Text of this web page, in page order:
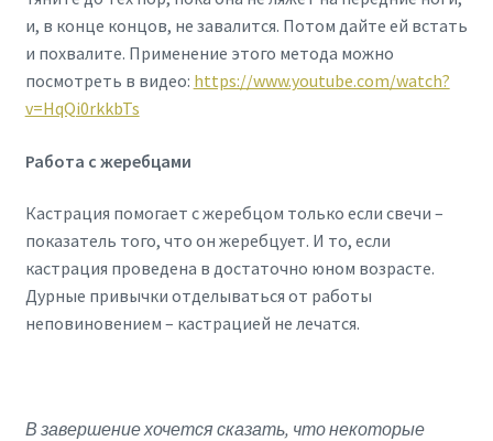
и, в конце концов, не завалится. Потом дайте ей встать
и похвалите. Применение этого метода можно
посмотреть в видео: https://www.youtube.com/watch?
v=HqQi0rkkbTs
Работа с жеребцами
Кастрация помогает с жеребцом только если свечи –
показатель того, что он жеребцует. И то, если
кастрация проведена в достаточно юном возрасте.
Дурные привычки отделываться от работы
неповиновением – кастрацией не лечатся.
В завершение хочется сказать, что некоторые